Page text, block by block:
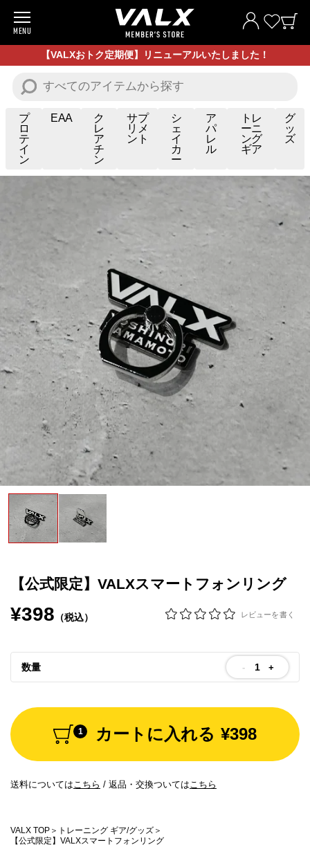
MENU
商品一覧
お試し商品
サプリメント
アパレル
お買い得商品
全ての商品
VALXについて
VALXについて
おトクおまとめ割
おトク定期便
はじめての方へ
お客様リアルレビュー
お客様サポート
お知らせ一覧
成分・アレルギー情報
お問い合わせ
Special contents
VALX "FUN" LIVE!
筋トレ大学PRO
POWER OF HUMAN
【VALXおトク定期便】リニューアルいたしました！
プ
ロ
テ
イ
ン
EAA
ク
レ
ア
チ
ン
サプ
リメ
ント
シ
ェ
イ
カ
ー
ア
パ
レ
ル
トレ
ーニ
ング
ギア
グ
ッ
ズ
【公式限定】VALXスマートフォンリング
¥398 （税込） レビューを書く
数量 - +
1 カートに入れる ¥398
送料については こちら / 返品・交換ついては こちら
VALX TOP
トレーニング ギア/グッズ
【公式限定】VALXスマートフォンリング